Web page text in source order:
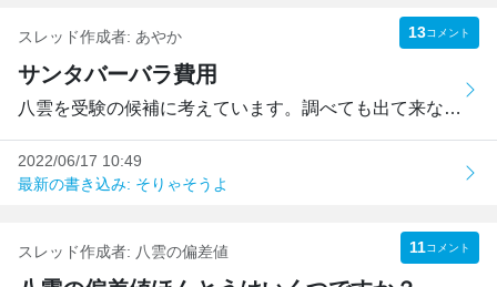
スレッド作成者: あやか 13コメント
サンタバーバラ費用
八雲を受験の候補に考えています。調べても出て来なかったの...
2022/06/17 10:49
最新の書き込み: そりゃそうよ
スレッド作成者: 八雲の偏差値 11コメント